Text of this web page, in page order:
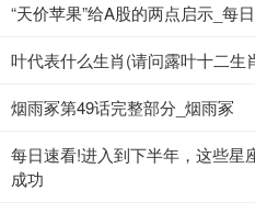
“天价苹果”给A股的两点启示_每
叶代表什么生肖(请问露叶十二生
烟雨冢第49话完整部分_烟雨冢
每日速看!进入到下半年，这些星
成功